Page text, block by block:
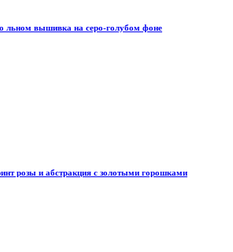
льном вышивка на серо-голубом фоне
розы и абстракция с золотыми горошками